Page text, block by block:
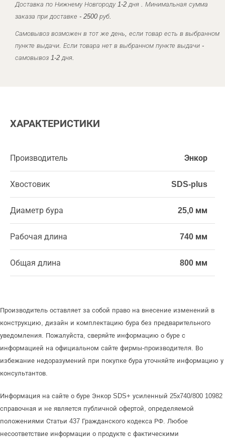
Доставка по Нижнему Новгороду 1-2 дня . Минимальная сумма
заказа при доставке - 2500 руб.
Самовывоз возможен в тот же день, если товар есть в выбранном
пункте выдачи. Если товара нет в выбранном пункте выдачи -
самовывоз 1-2 дня.
ХАРАКТЕРИСТИКИ
Производитель Энкор
Хвостовик SDS-plus
Диаметр бура 25,0 мм
Рабочая длина 740 мм
Общая длина 800 мм
Производитель оставляет за собой право на внесение изменений в
конструкцию, дизайн и комплектацию бура без предварительного
уведомления. Пожалуйста, сверяйте информацию о буре с
информацией на официальном сайте фирмы-производителя. Во
избежание недоразумений при покупке бура уточняйте информацию у
консультантов.
Информация на сайте о буре Энкор SDS+ усиленный 25х740/800 10982
справочная и не является публичной офертой, определяемой
положениями Статьи 437 Гражданского кодекса РФ. Любое
несоответствие информации о продукте с фактическими